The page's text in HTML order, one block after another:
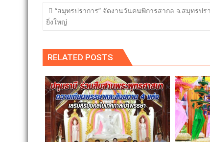
แนะแนว
เรื่อง
“สมุทรปราการ” จัดงานวันคนพิการสากล จ.สมุทรปร
ยิ่งใหญ่
RELATED POSTS